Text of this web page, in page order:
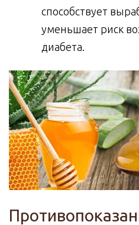
способствует
уменьшает риск
диабета.